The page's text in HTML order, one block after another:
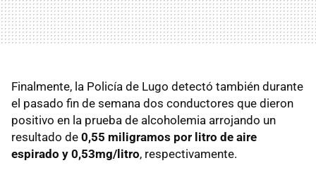
Finalmente, la Policía de Lugo detectó también durante
el pasado fin de semana dos conductores que dieron
positivo en la prueba de alcoholemia arrojando un
resultado de 0,55 miligramos por litro de aire
espirado y 0,53mg/litro, respectivamente.